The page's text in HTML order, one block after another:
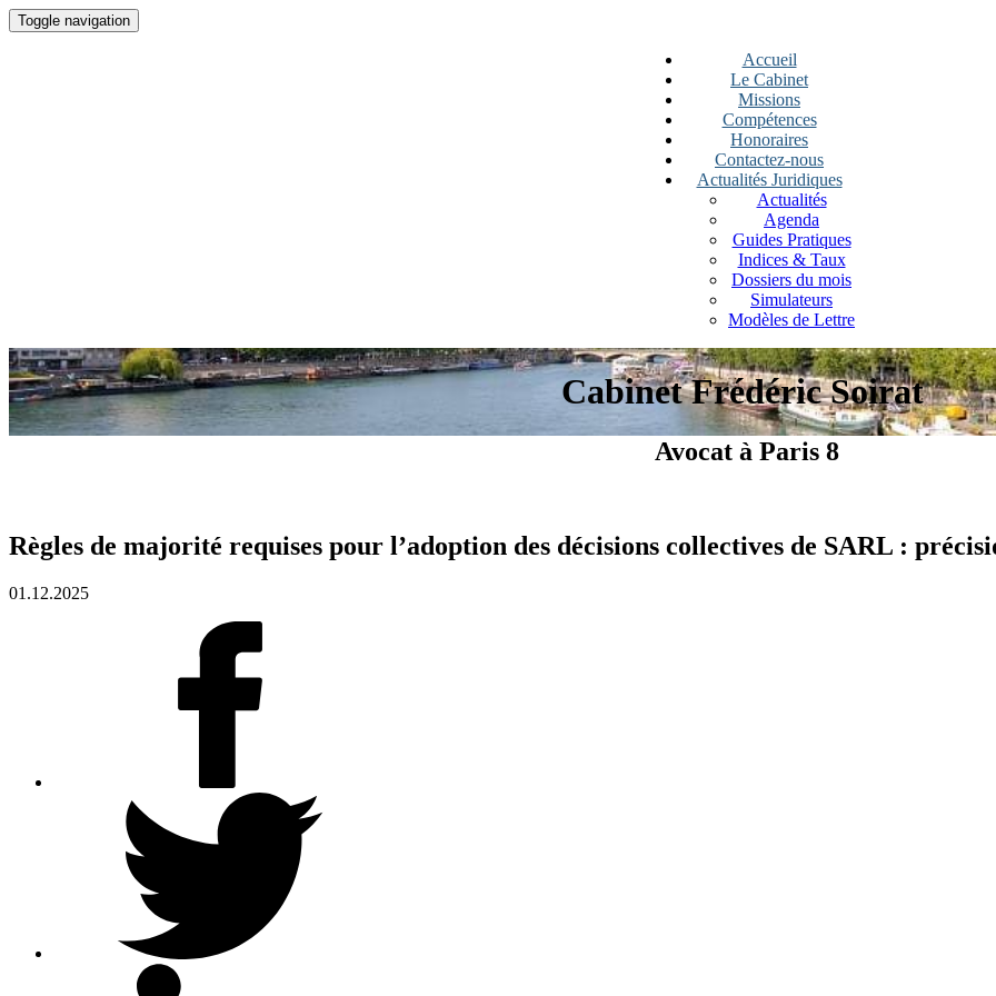
Toggle navigation
Accueil
Le Cabinet
Missions
Compétences
Honoraires
Contactez-nous
Actualités Juridiques
Actualités
Agenda
Guides Pratiques
Indices & Taux
Dossiers du mois
Simulateurs
Modèles de Lettre
Cabinet Frédéric Soirat
Avocat à Paris 8
Règles de majorité requises pour l’adoption des décisions collectives de SARL :
01.12.2025